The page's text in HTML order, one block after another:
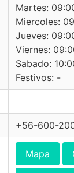
Martes:
Miercoles:
Jueves:
Viernes:
Sabado:
Festivos: -
+56-600-
Mapa